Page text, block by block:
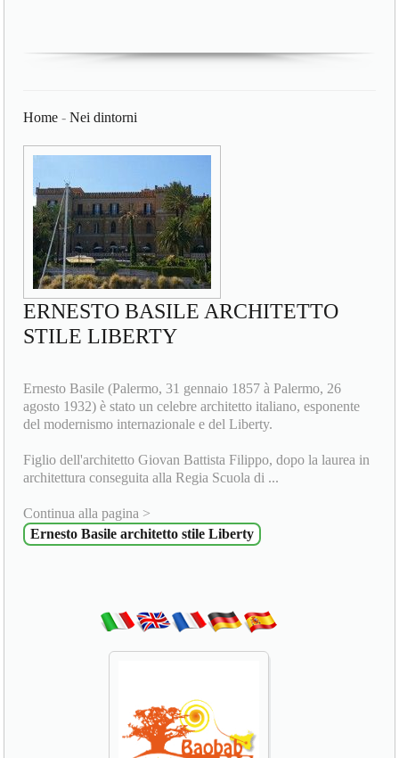
Home -Nei dintorni
ERNESTO BASILE ARCHITETTO
STILE LIBERTY
Ernesto Basile (Palermo, 31 gennaio 1857 à Palermo, 26
agosto 1932) è stato un celebre architetto italiano, esponente
del modernismo internazionale e del Liberty.
Figlio dell'architetto Giovan Battista Filippo, dopo la laurea in
architettura conseguita alla Regia Scuola di ...
Continua alla pagina >
Ernesto Basile architetto stile Liberty